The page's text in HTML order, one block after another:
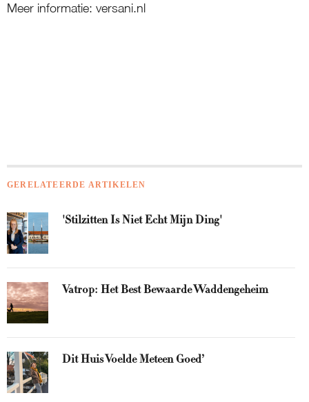
Meer informatie: versani.nl
GERELATEERDE ARTIKELEN
'Stilzitten Is Niet Echt Mijn Ding'
Vatrop: Het Best Bewaarde Waddengeheim
Dit Huis Voelde Meteen Goed’